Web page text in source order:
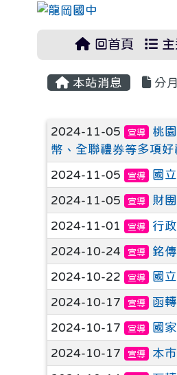
回首頁 主
本站消息 分
文章列表
2024-11-05 宣導
桃
幣、全聯禮券等多項
2024-11-05 宣導 國
2024-11-05 宣導 財
2024-11-01 宣導 行
2024-10-24 宣導 銘
2024-10-22 宣導 國
2024-10-17 宣導 函
2024-10-17 宣導 國
2024-10-17 宣導 本